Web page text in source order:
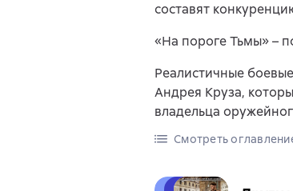
составят
«На пороге Тьмы» –
Реалистичные
Андрея Круза,
владельца
Смотреть